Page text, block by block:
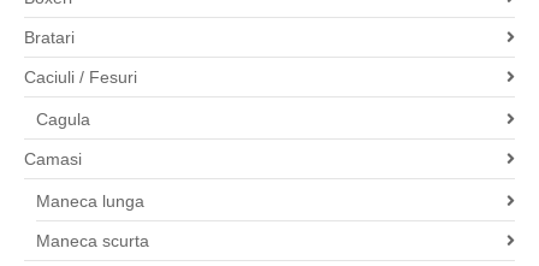
Bratari
Caciuli / Fesuri
Cagula
Camasi
Maneca lunga
Maneca scurta